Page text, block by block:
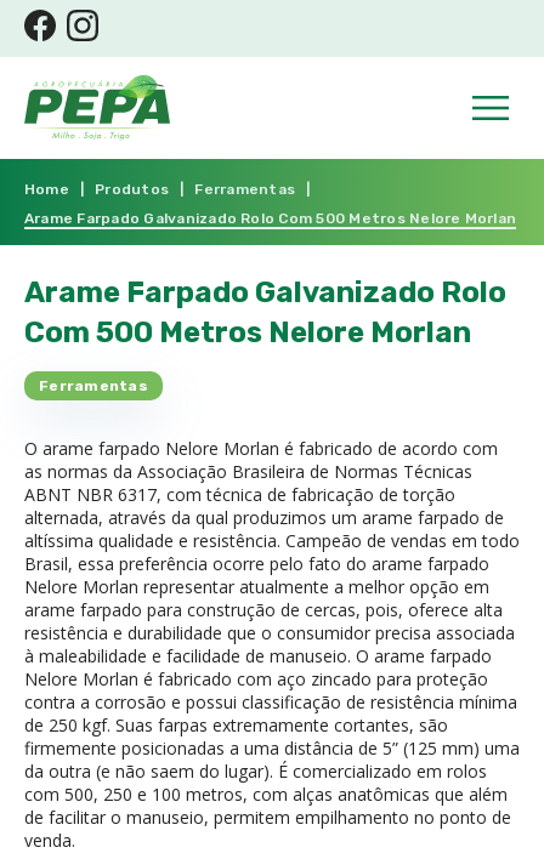
Home Produtos Ferramentas
Arame Farpado Galvanizado Rolo Com 500 Metros Nelore Morlan
Arame Farpado Galvanizado Rolo
Com 500 Metros Nelore Morlan
Ferramentas
O arame farpado Nelore Morlan é fabricado de acordo com
as normas da Associação Brasileira de Normas Técnicas
ABNT NBR 6317, com técnica de fabricação de torção
alternada, através da qual produzimos um arame farpado de
altíssima qualidade e resistência. Campeão de vendas em todo
Brasil, essa preferência ocorre pelo fato do arame farpado
Nelore Morlan representar atualmente a melhor opção em
arame farpado para construção de cercas, pois, oferece alta
resistência e durabilidade que o consumidor precisa associada
à maleabilidade e facilidade de manuseio. O arame farpado
Nelore Morlan é fabricado com aço zincado para proteção
contra a corrosão e possui classificação de resistência mínima
de 250 kgf. Suas farpas extremamente cortantes, são
firmemente posicionadas a uma distância de 5” (125 mm) uma
da outra (e não saem do lugar). É comercializado em rolos
com 500, 250 e 100 metros, com alças anatômicas que além
de facilitar o manuseio, permitem empilhamento no ponto de
venda.